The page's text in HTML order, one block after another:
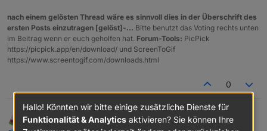
versuche mal deinen Weg mit dem erzeugen und
darstellen über HTML evtl. geht es auch noch über
eine JSON-Tabelle.
nach einem gelösten Thread wäre es sinnvoll dies in der Überschrift des
ersten Posts einzutragen [gelöst]-... Bitte benutzt das Voting rechts unten
im Beitrag wenn er euch geholfen hat. Forum-Tools: PicPick
https://picpick.app/en/download/ und ScreenToGif
https://www.screentogif.com/downloads.html
0
Offline
Dolomitischrieb am17. Aug. 2019, 13:36
zuletzt editiert von Dolomiti
Hallo! Könnten wir bitte einige zusätzliche Dienste für
Funktionalität & Analytics aktivieren? Sie können Ihre